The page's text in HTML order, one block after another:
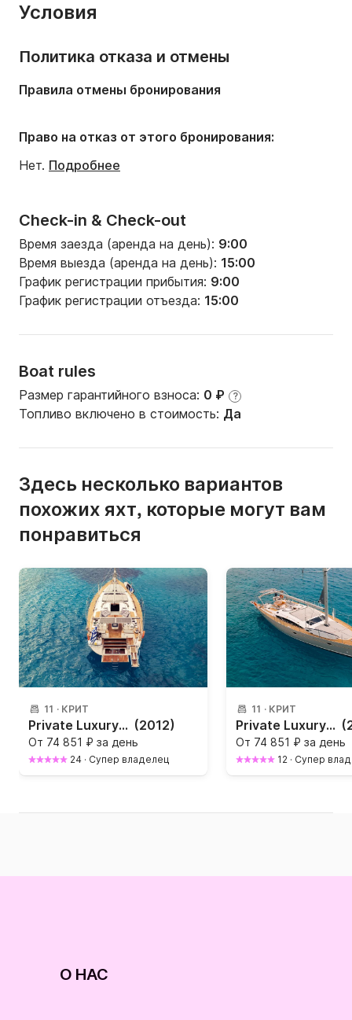
любой причине. Уведомление о запросе на отмену
(сообщением или по электронной почте). Наша
следующая:
- Менее чем за 7 дней до заезда: возврат 0%
Количество кают:
Количество санузлов:3
Длина:15.1m
Условия
Check-in & Check-out
Время заезда (аренда на день): 9:00
Время выезда (аренда на день): 15:00
График регистрации прибытия: 9:00
График регистрации отъезда: 15:00
Boat rules
Размер гарантийного взноса: 0 ₽ ?
Топливо включено в стоимость: Да
Политика отказа и отмены
Правила отмены бронирования
Право на отказ от этого бронирования:
Нет. Подробнее
Здесь несколько вариантов
похожих яхт, которые могут вам
понравиться
11 · КРИТ
Private Luxury Sunset Trips on TREATON (16.15 m. long / 4.80 m. wide) (2012)
От 74 851 ₽ за день
24 · Супер владелец
11 · КРИТ
Private Luxury Morning Trips on TREATON (16.15 m. long / 4.80 m. wide)
От 74 851 ₽ за день
12 · Супер
О НАС